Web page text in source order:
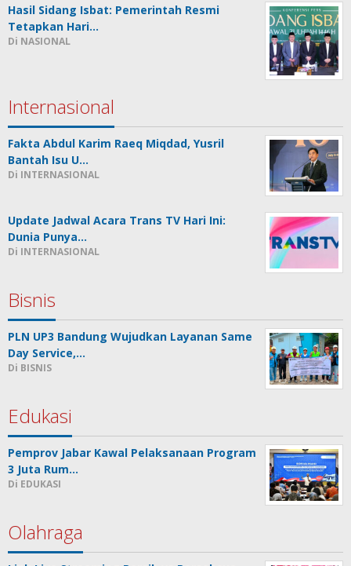
Hasil Sidang Isbat: Pemerintah Resmi
Tetapkan Hari…
Di NASIONAL
Internasional
Fakta Abdul Karim Raeq Miqdad, Yusril
Bantah Isu U…
Di INTERNASIONAL
Update Jadwal Acara Trans TV Hari Ini:
Dunia Punya…
Di INTERNASIONAL
Bisnis
PLN UP3 Bandung Wujudkan Layanan Same
Day Service,…
Di BISNIS
Edukasi
Pemprov Jabar Kawal Pelaksanaan Program
3 Juta Rum…
Di EDUKASI
Olahraga